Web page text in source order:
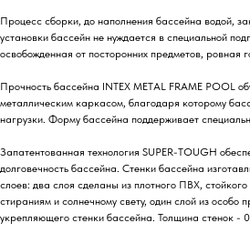
Процесс сборки, до наполнения бассейна водой,
установки бассейн не нуждается в специальной
освобожденная от посторонних предметов, ровная
Прочность бассейна INTEX METAL FRAME POOL
металлическим каркасом, благодаря которому
нагрузки. Форму бассейна поддерживает
Запатентованная технология SUPER-TOUGH
долговечность бассейна. Стенки бассейна
слоев: два слоя сделаны из плотного ПВХ,
стираниям и солнечному свету, один слой из особо
укрепляющего стенки бассейна. Толщина стенок -